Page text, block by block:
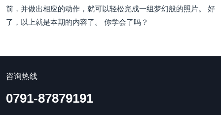
前，并做出相应的动作，就可以轻松完成一组梦幻般的照片。 好
了，以上就是本期的内容了。 你学会了吗？
咨询热线
0791-87879191